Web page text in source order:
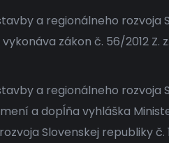
a regionálneho rozvoja
zákon č. 56/2012 Z.
a regionálneho rozvoja
a dopĺňa vyhláška
Slovenskej republiky č.